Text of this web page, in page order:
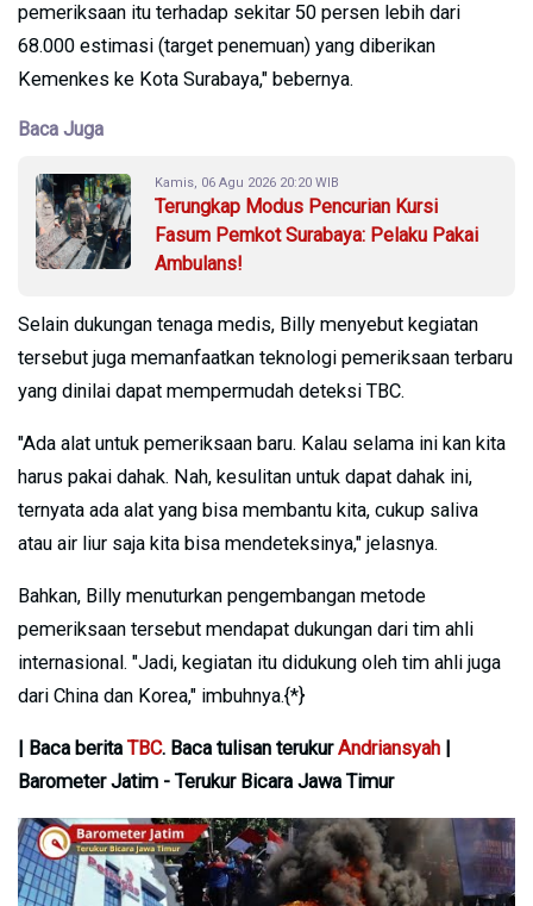
pemeriksaan itu terhadap sekitar 50 persen lebih dari
68.000 estimasi (target penemuan) yang diberikan
Kemenkes ke Kota Surabaya," bebernya.
Baca Juga
Kamis, 06 Agu 2026 20:20 WIB
Terungkap Modus Pencurian Kursi
Fasum Pemkot Surabaya: Pelaku Pakai
Ambulans!
Selain dukungan tenaga medis, Billy menyebut kegiatan
tersebut juga memanfaatkan teknologi pemeriksaan terbaru
yang dinilai dapat mempermudah deteksi TBC.
"Ada alat untuk pemeriksaan baru. Kalau selama ini kan kita
harus pakai dahak. Nah, kesulitan untuk dapat dahak ini,
ternyata ada alat yang bisa membantu kita, cukup saliva
atau air liur saja kita bisa mendeteksinya," jelasnya.
Bahkan, Billy menuturkan pengembangan metode
pemeriksaan tersebut mendapat dukungan dari tim ahli
internasional. "Jadi, kegiatan itu didukung oleh tim ahli juga
dari China dan Korea," imbuhnya.{*}
| Baca berita TBC. Baca tulisan terukurAndriansyah |
Barometer Jatim - Terukur Bicara Jawa Timur